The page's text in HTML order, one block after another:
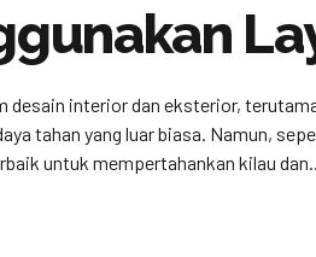
desain interior dan eksterior,
tahan yang luar biasa. Namun,
untuk mempertahankan kilau dan...